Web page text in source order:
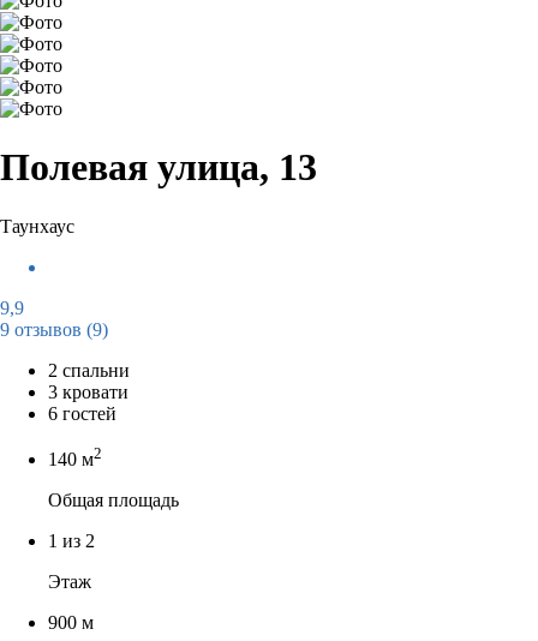
Полевая улица, 13
Таунхаус
9,9
9 отзывов (9)
2 спальни
3 кровати
6 гостей
140 м2
Общая площадь
1 из 2
Этаж
900 м